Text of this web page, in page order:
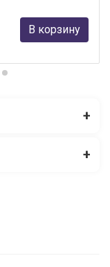
В корзину
+
+